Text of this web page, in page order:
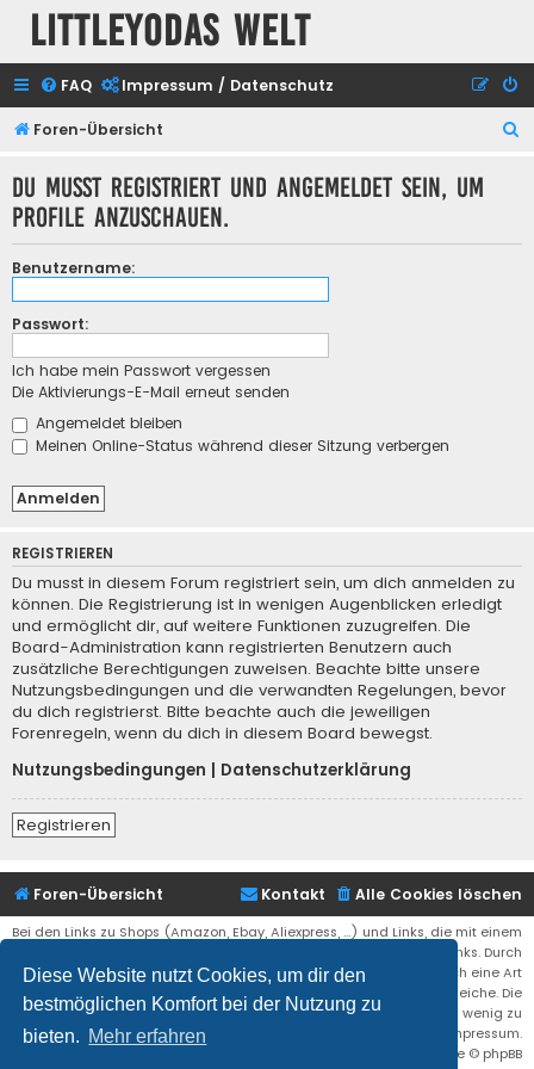
Diese Website nutzt Cookies, um dir den
bestmöglichen Komfort bei der Nutzung zu
bieten. Mehr erfahren
Littleyodas Welt
FAQ Impressum / Datenschutz
Foren-Übersicht
Du musst registriert und angemeldet sein, um
Profile anzuschauen.
Benutzername:
Passwort:
Ich habe mein Passwort vergessen
Die Aktivierungs-E-Mail erneut senden
Angemeldet bleiben
Meinen Online-Status während dieser Sitzung verbergen
REGISTRIEREN
Du musst in diesem Forum registriert sein, um dich anmelden zu
können. Die Registrierung ist in wenigen Augenblicken erledigt
und ermöglicht dir, auf weitere Funktionen zuzugreifen. Die
Board-Administration kann registrierten Benutzern auch
zusätzliche Berechtigungen zuweisen. Beachte bitte unsere
Nutzungsbedingungen und die verwandten Regelungen, bevor
du dich registrierst. Bitte beachte auch die jeweiligen
Forenregeln, wenn du dich in diesem Board bewegst.
Nutzungsbedingungen
Datenschutzerklärung
Registrieren
Foren-Übersicht Alle Cookies löschen
Kontakt
Bei den Links zu Shops (Amazon, Ebay, Aliexpress, ...) und Links, die mit einem
Stern (*) markiert sind, kann es sich um sogenannte Affiliate Links. Durch
den Kauf eines Produktes über einen Affiliate Link erhälte ich eine Art
Umsatzbeteiligung gutgeschrieben. Für euch bleibt der Preis der gleiche. Die
Einnahmen helfen die Hostgebühren für diese Webseite ein wenig zu
reduzieren. Siehe auch das Impressum.
® Forum Software © phpBB